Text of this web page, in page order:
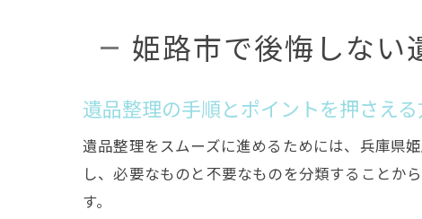
姫路市で後悔しない
遺品整理の手順とポイントを押さえ
遺品整理をスムーズに進めるためには、兵庫県
し、必要なものと不要なものを分類することか
す。